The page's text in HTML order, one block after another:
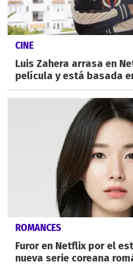
CINE
Luis Zahera arrasa en
película y está basada
ROMANCES
Furor en Netflix por el
nueva serie coreana